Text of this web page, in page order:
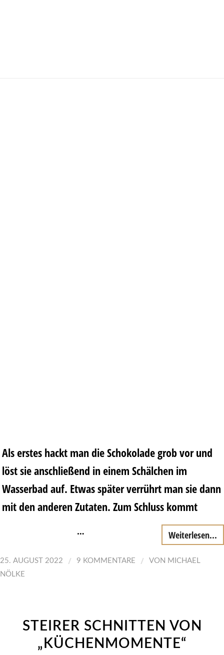
Als erstes hackt man die Schokolade grob vor und
löst sie anschließend in einem Schälchen im
Wasserbad auf. Etwas später verrührt man sie dann
mit den anderen Zutaten. Zum Schluss kommt
… Weiterlesen...
25. AUGUST 2022 / 9 KOMMENTARE / VON MICHAEL
NÖLKE
STEIRER SCHNITTEN VON
„KÜCHENMOMENTE“